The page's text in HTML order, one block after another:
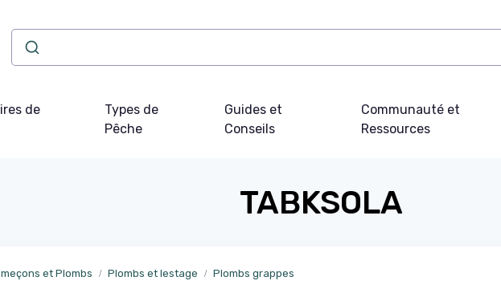
de
Types de
Pêche
Guides et
Conseils
Communauté et
Ressources
TABKSOLA
et Plombs Plombs et lestage Plombs grappes